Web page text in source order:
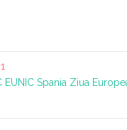
EUNIC Spania Ziua